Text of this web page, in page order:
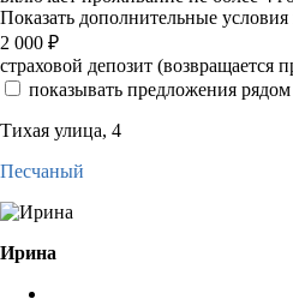
Показать дополнительные
2 000 ₽
страховой депозит (возвращается
показывать предложения рядом
Тихая улица, 4
Песчаный
Ирина